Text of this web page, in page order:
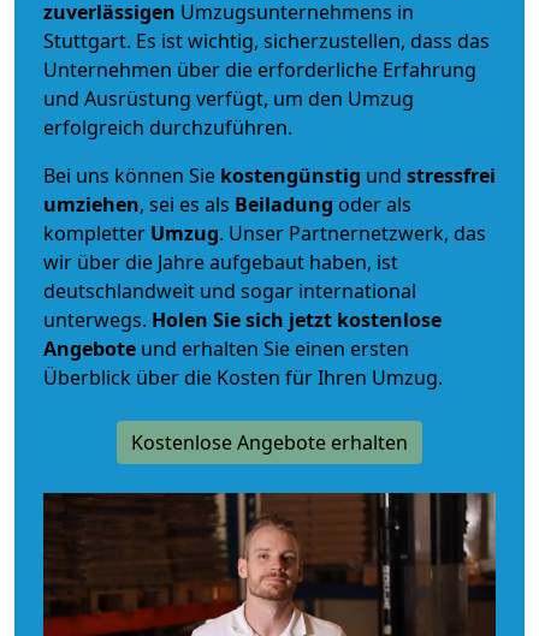
zuverlässigen Umzugsunternehmens in
Stuttgart. Es ist wichtig, sicherzustellen, dass das
Unternehmen über die erforderliche Erfahrung
und Ausrüstung verfügt, um den Umzug
erfolgreich durchzuführen.
Bei uns können Sie kostengünstig und stressfrei
umziehen, sei es als Beiladung oder als
kompletter Umzug. Unser Partnernetzwerk, das
wir über die Jahre aufgebaut haben, ist
deutschlandweit und sogar international
unterwegs. Holen Sie sich jetzt kostenlose
Angebote und erhalten Sie einen ersten
Überblick über die Kosten für Ihren Umzug.
Kostenlose Angebote erhalten